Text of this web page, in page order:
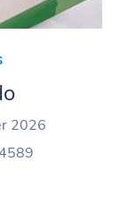
2026